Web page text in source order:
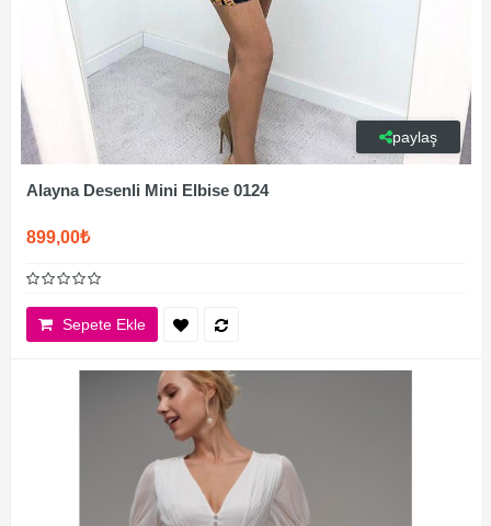
paylaş
Alayna Desenli Mini Elbise 0124
899,00₺
Sepete Ekle